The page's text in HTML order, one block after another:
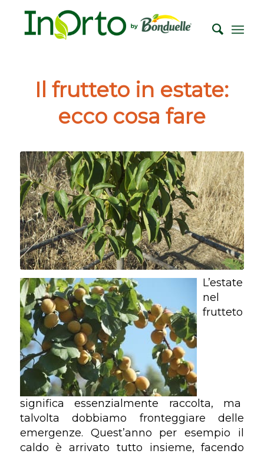
Il frutteto in estate:
ecco cosa fare
L’estate
nel
frutteto
significa essenzialmente raccolta, ma
talvolta dobbiamo fronteggiare delle
emergenze. Quest’anno per esempio il
caldo è arrivato tutto insieme, facendo